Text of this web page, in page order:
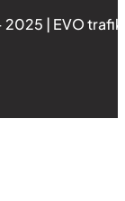
| EVO